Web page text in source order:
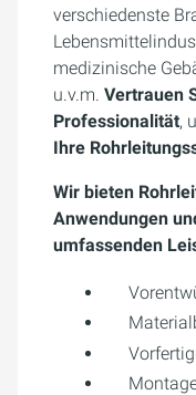
verschiedenste
medizinische
u.v.m. Vertrauen
Professionalität,
Ihre
Wir bieten
Anwendungen
umfassenden